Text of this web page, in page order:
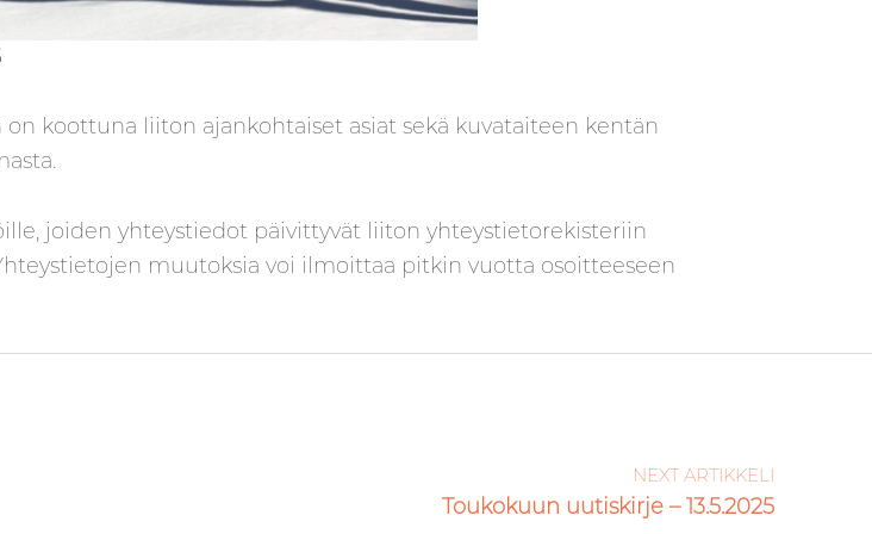
koottuna liiton ajankohtaiset asiat sekä kuvataiteen kentän
joiden yhteystiedot päivittyvät liiton yhteystietorekisteriin
muutoksia voi ilmoittaa pitkin vuotta osoitteeseen
NEXT ARTIKKELI
Toukokuun uutiskirje – 13.5.2025